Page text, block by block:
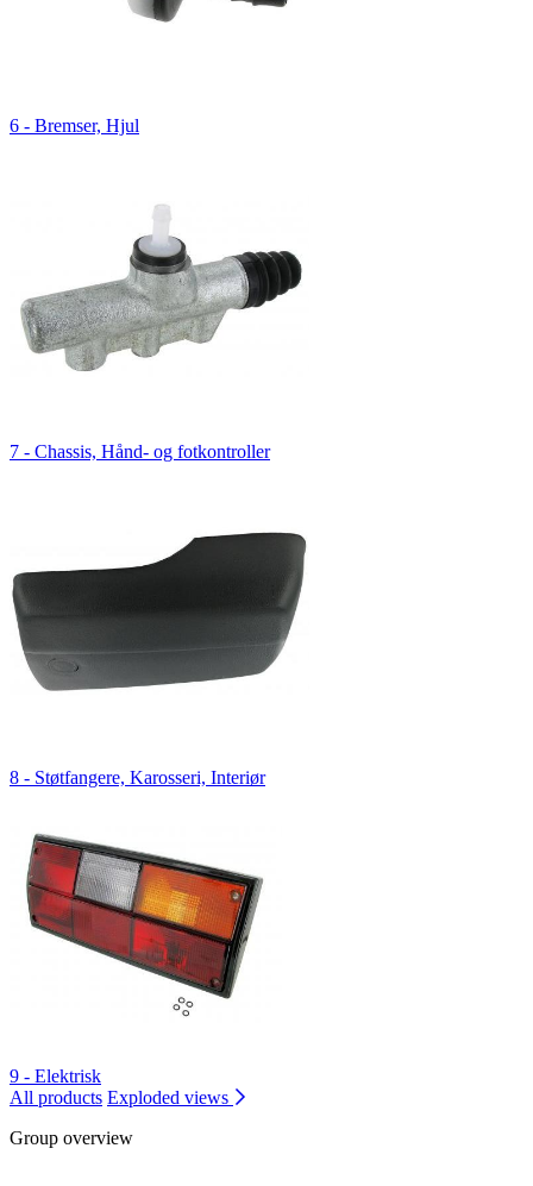
6 - Bremser, Hjul
7 - Chassis, Hånd- og fotkontroller
8 - Støtfangere, Karosseri, Interiør
9 - Elektrisk
All products Exploded views
Group overview